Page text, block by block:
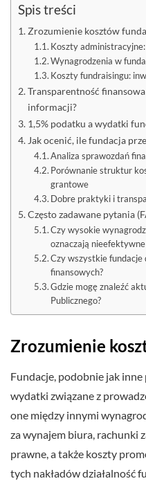
Spis treści
Zrozumienie kosztów
Koszty administracyjne:
Wynagrodzenia w
Koszty fundraisingu:
Transparentność
informacji?
1,5% podatku a wydatki
Jak ocenić, ile fundacja
Analiza sprawozdań
Porównanie struktur
grantowe
Dobre praktyki i
Często zadawane pytania
Czy wysokie
oznaczają
Czy wszystkie fundacje
finansowych?
Gdzie mogę znaleźć
Publicznego?
Zrozumienie
Fundacje, podobnie jak
wydatki związane z
one między innymi
za wynajem biura, rachunki
prawne, a także koszty
tych nakładów działalność